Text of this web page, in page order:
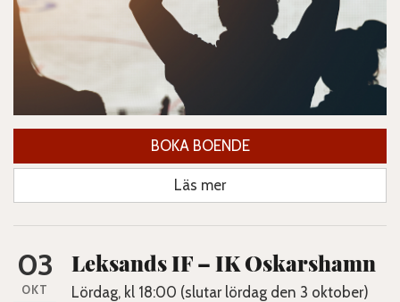
BOKA BOENDE
Läs mer
03
OKT
Leksands IF – IK Oskarshamn
Lördag, kl 18:00 (slutar lördag den 3 oktober)